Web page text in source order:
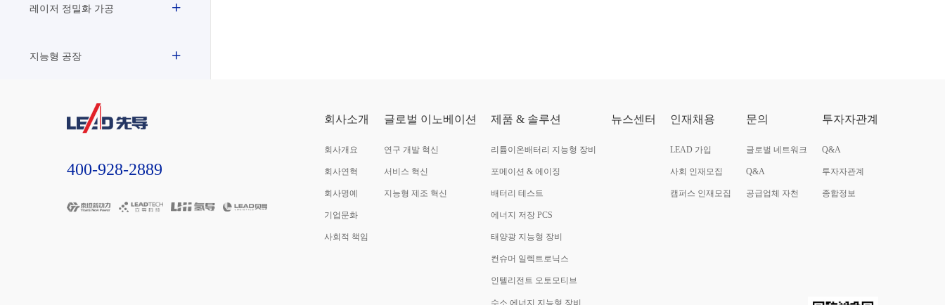
레이저 정밀화 가공
지능형 공장
400-928-2889
회사소개
회사개요
회사연혁
회사명예
기업문화
사회적 책임
글로벌 이노베이션
연구 개발 혁신
서비스 혁신
지능형 제조 혁신
제품 & 솔루션
리튬이온배터리 지능형 장비
포메이션 & 에이징
배터리 테스트
에너지 저장 PCS
태양광 지능형 장비
컨슈머 일렉트로닉스
인텔리전트 오토모티브
수소 에너지 지능형 장비
뉴스센터 인재채용
LEAD 가입
사회 인재모집
캠퍼스 인재모집
문의
글로벌 네트워크
Q&A
공급업체 자천
투자자관계
Q&A
투자자관계
종합정보